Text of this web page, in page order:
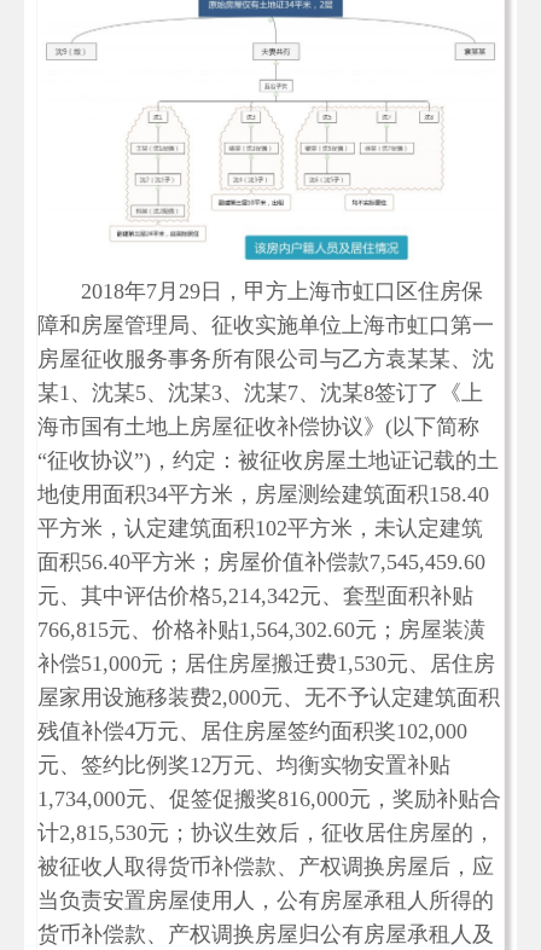
2018年7月29日，甲方上海市虹口区住房保
障和房屋管理局、征收实施单位上海市虹口第一
房屋征收服务事务所有限公司与乙方袁某某、沈
某1、沈某5、沈某3、沈某7、沈某8签订了《上
海市国有土地上房屋征收补偿协议》(以下简称
“征收协议”)，约定：被征收房屋土地证记载的土
地使用面积34平方米，房屋测绘建筑面积158.40
平方米，认定建筑面积102平方米，未认定建筑
面积56.40平方米；房屋价值补偿款7,545,459.60
元、其中评估价格5,214,342元、套型面积补贴
766,815元、价格补贴1,564,302.60元；房屋装潢
补偿51,000元；居住房屋搬迁费1,530元、居住房
屋家用设施移装费2,000元、无不予认定建筑面积
残值补偿4万元、居住房屋签约面积奖102,000
元、签约比例奖12万元、均衡实物安置补贴
1,734,000元、促签促搬奖816,000元，奖励补贴合
计2,815,530元；协议生效后，征收居住房屋的，
被征收人取得货币补偿款、产权调换房屋后，应
当负责安置房屋使用人，公有房屋承租人所得的
货币补偿款、产权调换房屋归公有房屋承租人及